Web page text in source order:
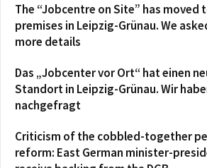
The “Jobcentre on Site” has moved
premises in Leipzig-Grünau. We
more details
Das „Jobcenter vor Ort“ hat einen
Standort in Leipzig-Grünau. Wir
nachgefragt
Criticism of the cobbled-together
reform: East German minister-